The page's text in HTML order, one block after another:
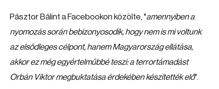
Pásztor Bálint a Facebookon közölte, "amennyiben a
nyomozás során bebizonyosodik, hogy nem is mi voltunk
az elsődleges célpont, hanem Magyarország ellátása,
akkor ez még egyértelműbbé teszi: a terrortámadást
Orbán Viktor megbuktatása érdekében készítették elő".